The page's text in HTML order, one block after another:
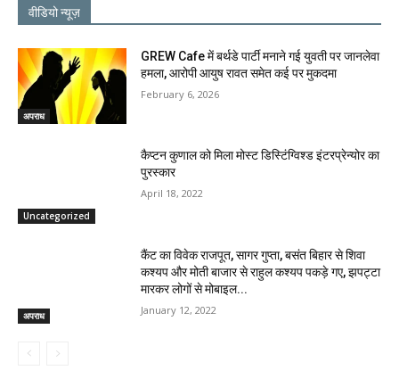
वीडियो न्यूज़
अपराध
GREW Cafe में बर्थडे पार्टी मनाने गई युवती पर जानलेवा
हमला, आरोपी आयुष रावत समेत कई पर मुकदमा
February 6, 2026
Uncategorized
कैप्टन कुणाल को मिला मोस्ट डिस्टिंग्विश्ड इंटरप्रेन्योर का
पुरस्कार
April 18, 2022
अपराध
कैंट का विवेक राजपूत, सागर गुप्ता, बसंत बिहार से शिवा
कश्यप और मोती बाजार से राहुल कश्यप पकड़े गए, झपट्टा
मारकर लोगों से मोबाइल...
January 12, 2022